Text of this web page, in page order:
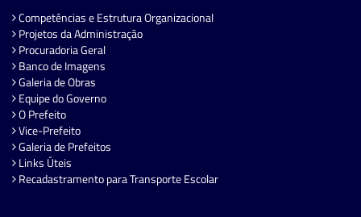
Competências e Estrutura Organizacional
Projetos da Administração
Procuradoria Geral
Banco de Imagens
Galeria de Obras
Equipe do Governo
O Prefeito
Vice-Prefeito
Galeria de Prefeitos
Links Úteis
Recadastramento para Transporte Escolar